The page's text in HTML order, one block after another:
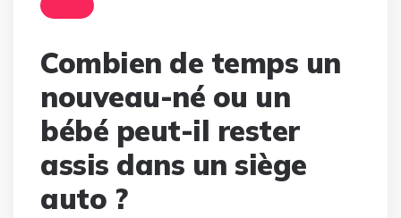
Combien de temps un
nouveau-né ou un
bébé peut-il rester
assis dans un siège
auto ?